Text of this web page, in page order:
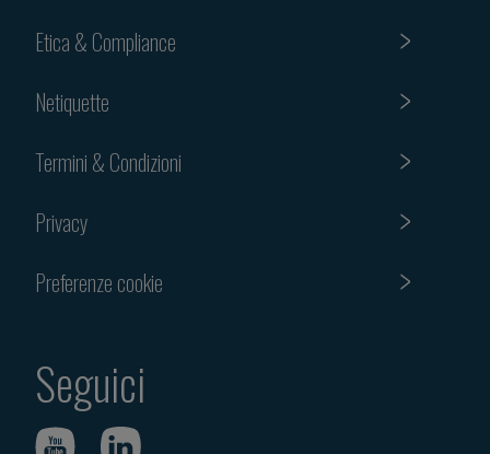
Etica & Compliance
Netiquette
Termini & Condizioni
Privacy
Preferenze cookie
Seguici